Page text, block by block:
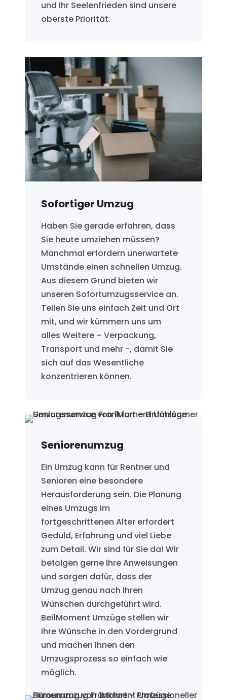
und Ihr Seelenfrieden sind unsere
oberste Priorität.
Sofortiger Umzug
Haben Sie gerade erfahren, dass
Sie heute umziehen müssen?
Manchmal erfordern unerwartete
Umstände einen schnellen Umzug.
Aus diesem Grund bieten wir
unseren Sofortumzugsservice an.
Teilen Sie uns einfach Zeit und Ort
mit, und wir kümmern uns um
alles Weitere – Verpackung,
Transport und mehr -, damit Sie
sich auf das Wesentliche
konzentrieren können.
Seniorenumzug
Ein Umzug kann für Rentner und
Senioren eine besondere
Herausforderung sein. Die Planung
eines Umzugs im
fortgeschrittenen Alter erfordert
Geduld, Erfahrung und viel Liebe
zum Detail. Wir sind für Sie da! Wir
befolgen gerne Ihre Anweisungen
und sorgen dafür, dass der
Umzug genau nach Ihren
Wünschen durchgeführt wird.
Bei1Moment Umzüge stellen wir
Ihre Wünsche in den Vordergrund
und machen Ihnen den
Umzugsprozess so einfach wie
möglich.